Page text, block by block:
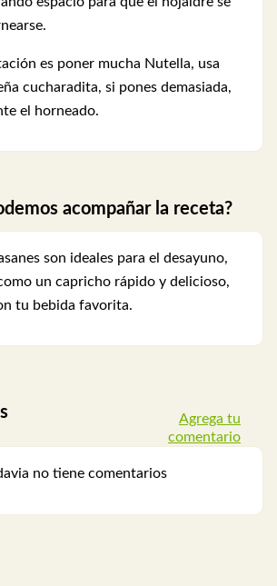
es poner mucha Nutella, usa
cucharadita, si pones demasiada,
el horneado.
acompañar la receta?
son ideales para el desayuno,
un capricho rápido y delicioso,
tu bebida favorita.
Agrega tu
comentario
no tiene comentarios